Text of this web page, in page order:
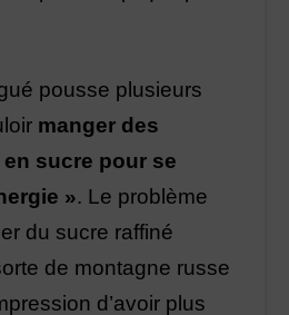
pousse plusieurs
manger des
sucre pour se
». Le problème
du sucre raffiné
de montagne russe
d’avoir plus